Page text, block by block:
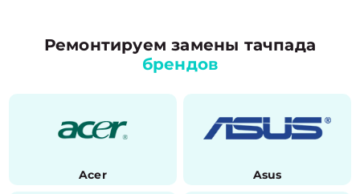
Ремонтируем замены тачпада
брендов
Acer Asus